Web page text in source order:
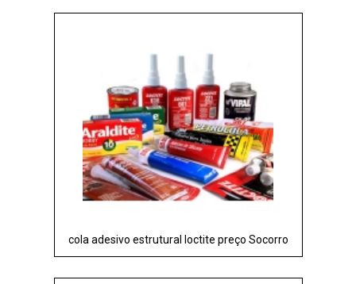
cola adesivo estrutural loctite preço Socorro